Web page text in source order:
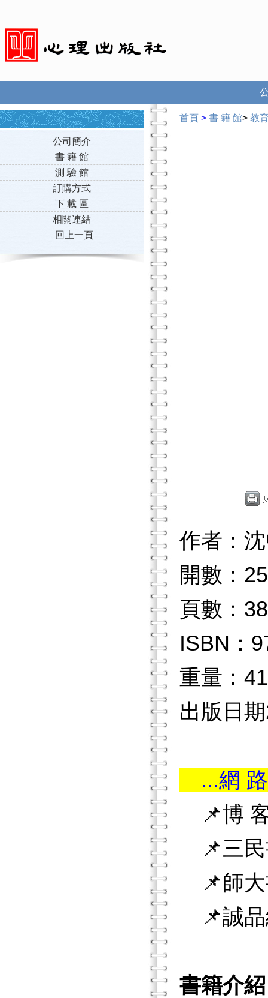
公司簡介
書 籍 館
測 驗 館
訂購方式
下 載 區
相關連結
回上一頁
首頁 > 書 籍 館> 教
作者：
開數：25
頁數：
ISBN：
重量：
出版日
...網
📌博
📌三民
📌師大
📌誠品
書籍介紹